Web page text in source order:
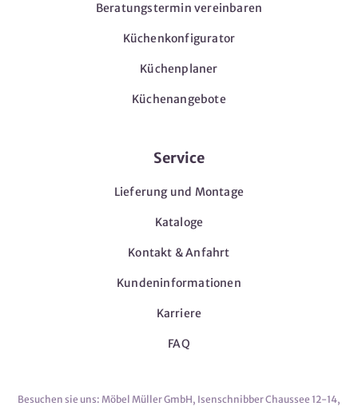
Beratungstermin vereinbaren
Küchenkonfigurator
Küchenplaner
Küchenangebote
Service
Lieferung und Montage
Kataloge
Kontakt & Anfahrt
Kundeninformationen
Karriere
FAQ
Besuchen sie uns: Möbel Müller GmbH, Isenschnibber Chaussee 12-14,